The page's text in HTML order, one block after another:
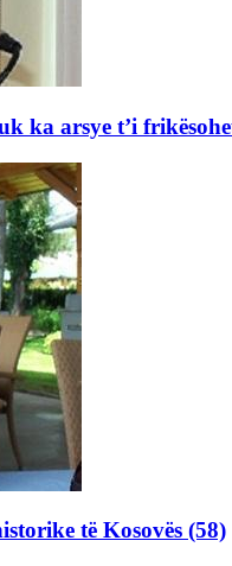
ka arsye t’i
të Kosovës (58)